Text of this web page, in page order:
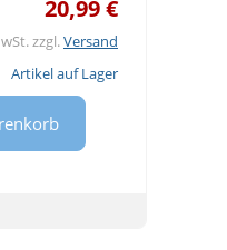
20,99 €
zzgl.Versand
Artikel auf Lager